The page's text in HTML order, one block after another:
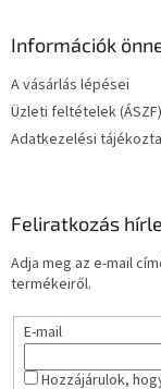
Információk
A vásárlás lépései
Üzleti feltételek (ÁSZF)
Adatkezelési
Feliratkozás
Adja meg az e-mail
termékeiről.
E-mail
Hozzájárulok,